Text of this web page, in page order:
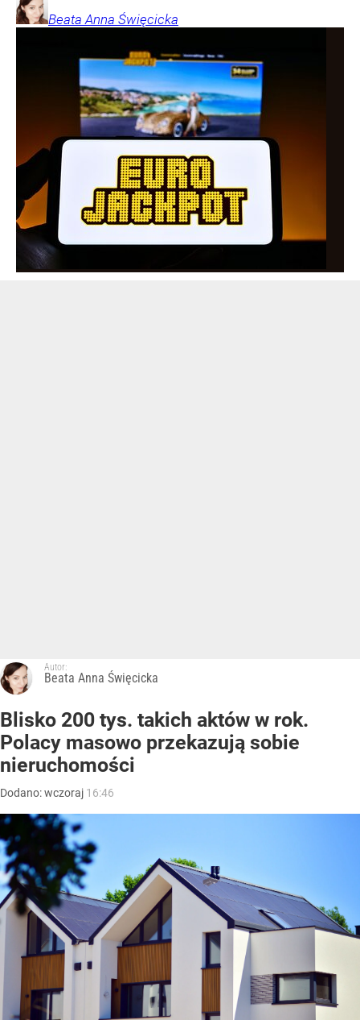
Beata Anna Święcicka
Autor:
Beata Anna Święcicka
Blisko 200 tys. takich aktów w rok.
Polacy masowo przekazują sobie
nieruchomości
Dodano:wczoraj 16:46